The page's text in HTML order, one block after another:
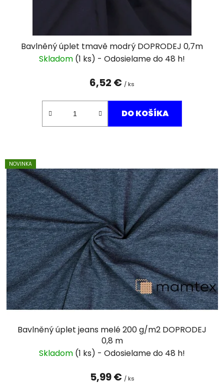
Bavlněný úplet tmavě modrý DOPRODEJ 0,7m
Skladom (1 ks)
6,52 € / ks
DO KOŠÍKA
NOVINKA
Bavlněný úplet jeans melé 200 g/m2 DOPRODEJ
0,8 m
Skladom (1 ks)
5,99 € / ks